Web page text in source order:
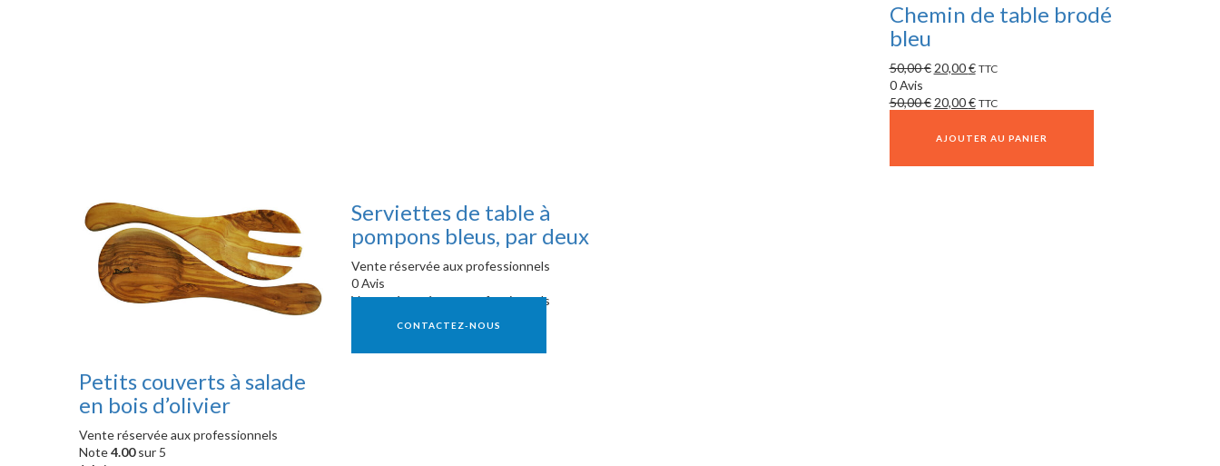
Chemin de table brodé
bleu
50,00€ 20,00€ TTC
0 Avis
50,00€ 20,00€ TTC
AJOUTER AU PANIER
Petits couverts à salade
en bois d’olivier
Vente réservée aux professionnels
Note4.00sur 5
Serviettes de table à
pompons bleus, par deux
Vente réservée aux professionnels
0 Avis
Vente réservée aux professionnels
CONTACTEZ-NOUS